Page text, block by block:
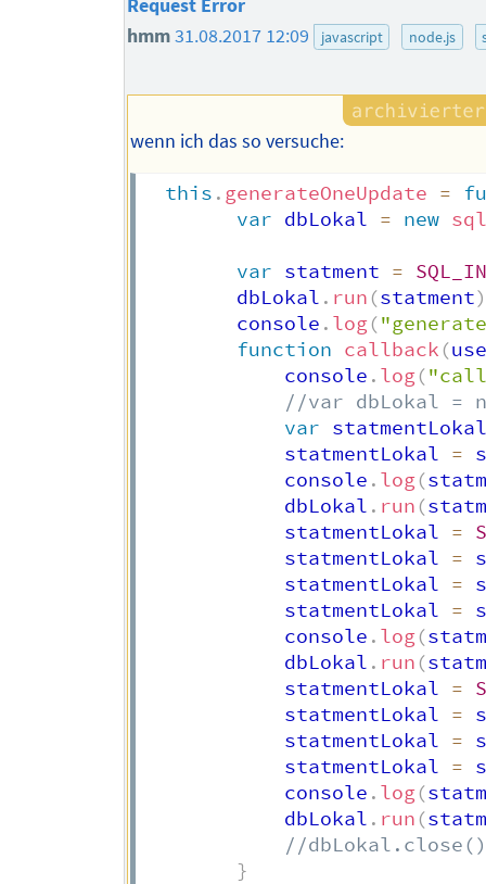
Request Error
hmm31.08.2017 12:09 javascript node.js
wenn ich das so versuche:
this . generateOneUpdate =
var dbLokal = new
var statment =
        dbLokal
. run (statment)
        console
. log(
function callback (
            console
. log(
//var dbLokal =
var
            statmentLokal
=
            console
. log(
            dbLokal
. run (
            statmentLokal
=
            statmentLokal
=
            statmentLokal
=
            statmentLokal
=
            console
. log(
            dbLokal
. run (
            statmentLokal
=
            statmentLokal
=
            statmentLokal
=
            statmentLokal
=
            console
. log(
            dbLokal
. run (
//
}